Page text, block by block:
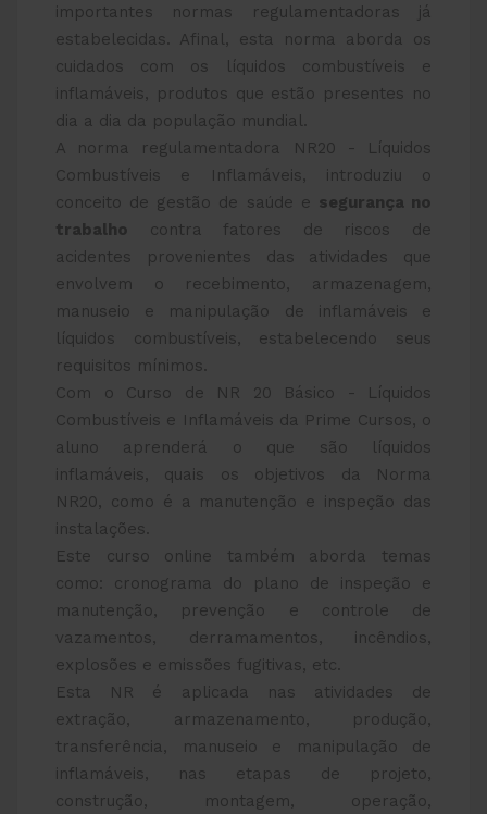
importantes normas regulamentadoras já
estabelecidas. Afinal, esta norma aborda os
cuidados com os líquidos combustíveis e
inflamáveis, produtos que estão presentes no
dia a dia da população mundial.
A norma regulamentadora NR20 - Líquidos
Combustíveis e Inflamáveis, introduziu o
conceito de gestão de saúde e segurança no
trabalho contra fatores de riscos de
acidentes provenientes das atividades que
envolvem o recebimento, armazenagem,
manuseio e manipulação de inflamáveis e
líquidos combustíveis, estabelecendo seus
requisitos mínimos.
Com o Curso de NR 20 Básico - Líquidos
Combustíveis e Inflamáveis da Prime Cursos, o
aluno aprenderá o que são líquidos
inflamáveis, quais os objetivos da Norma
NR20, como é a manutenção e inspeção das
instalações.
Este curso online também aborda temas
como: cronograma do plano de inspeção e
manutenção, prevenção e controle de
vazamentos, derramamentos, incêndios,
explosões e emissões fugitivas, etc.
Esta NR é aplicada nas atividades de
extração, armazenamento, produção,
transferência, manuseio e manipulação de
inflamáveis, nas etapas de projeto,
construção, montagem, operação,